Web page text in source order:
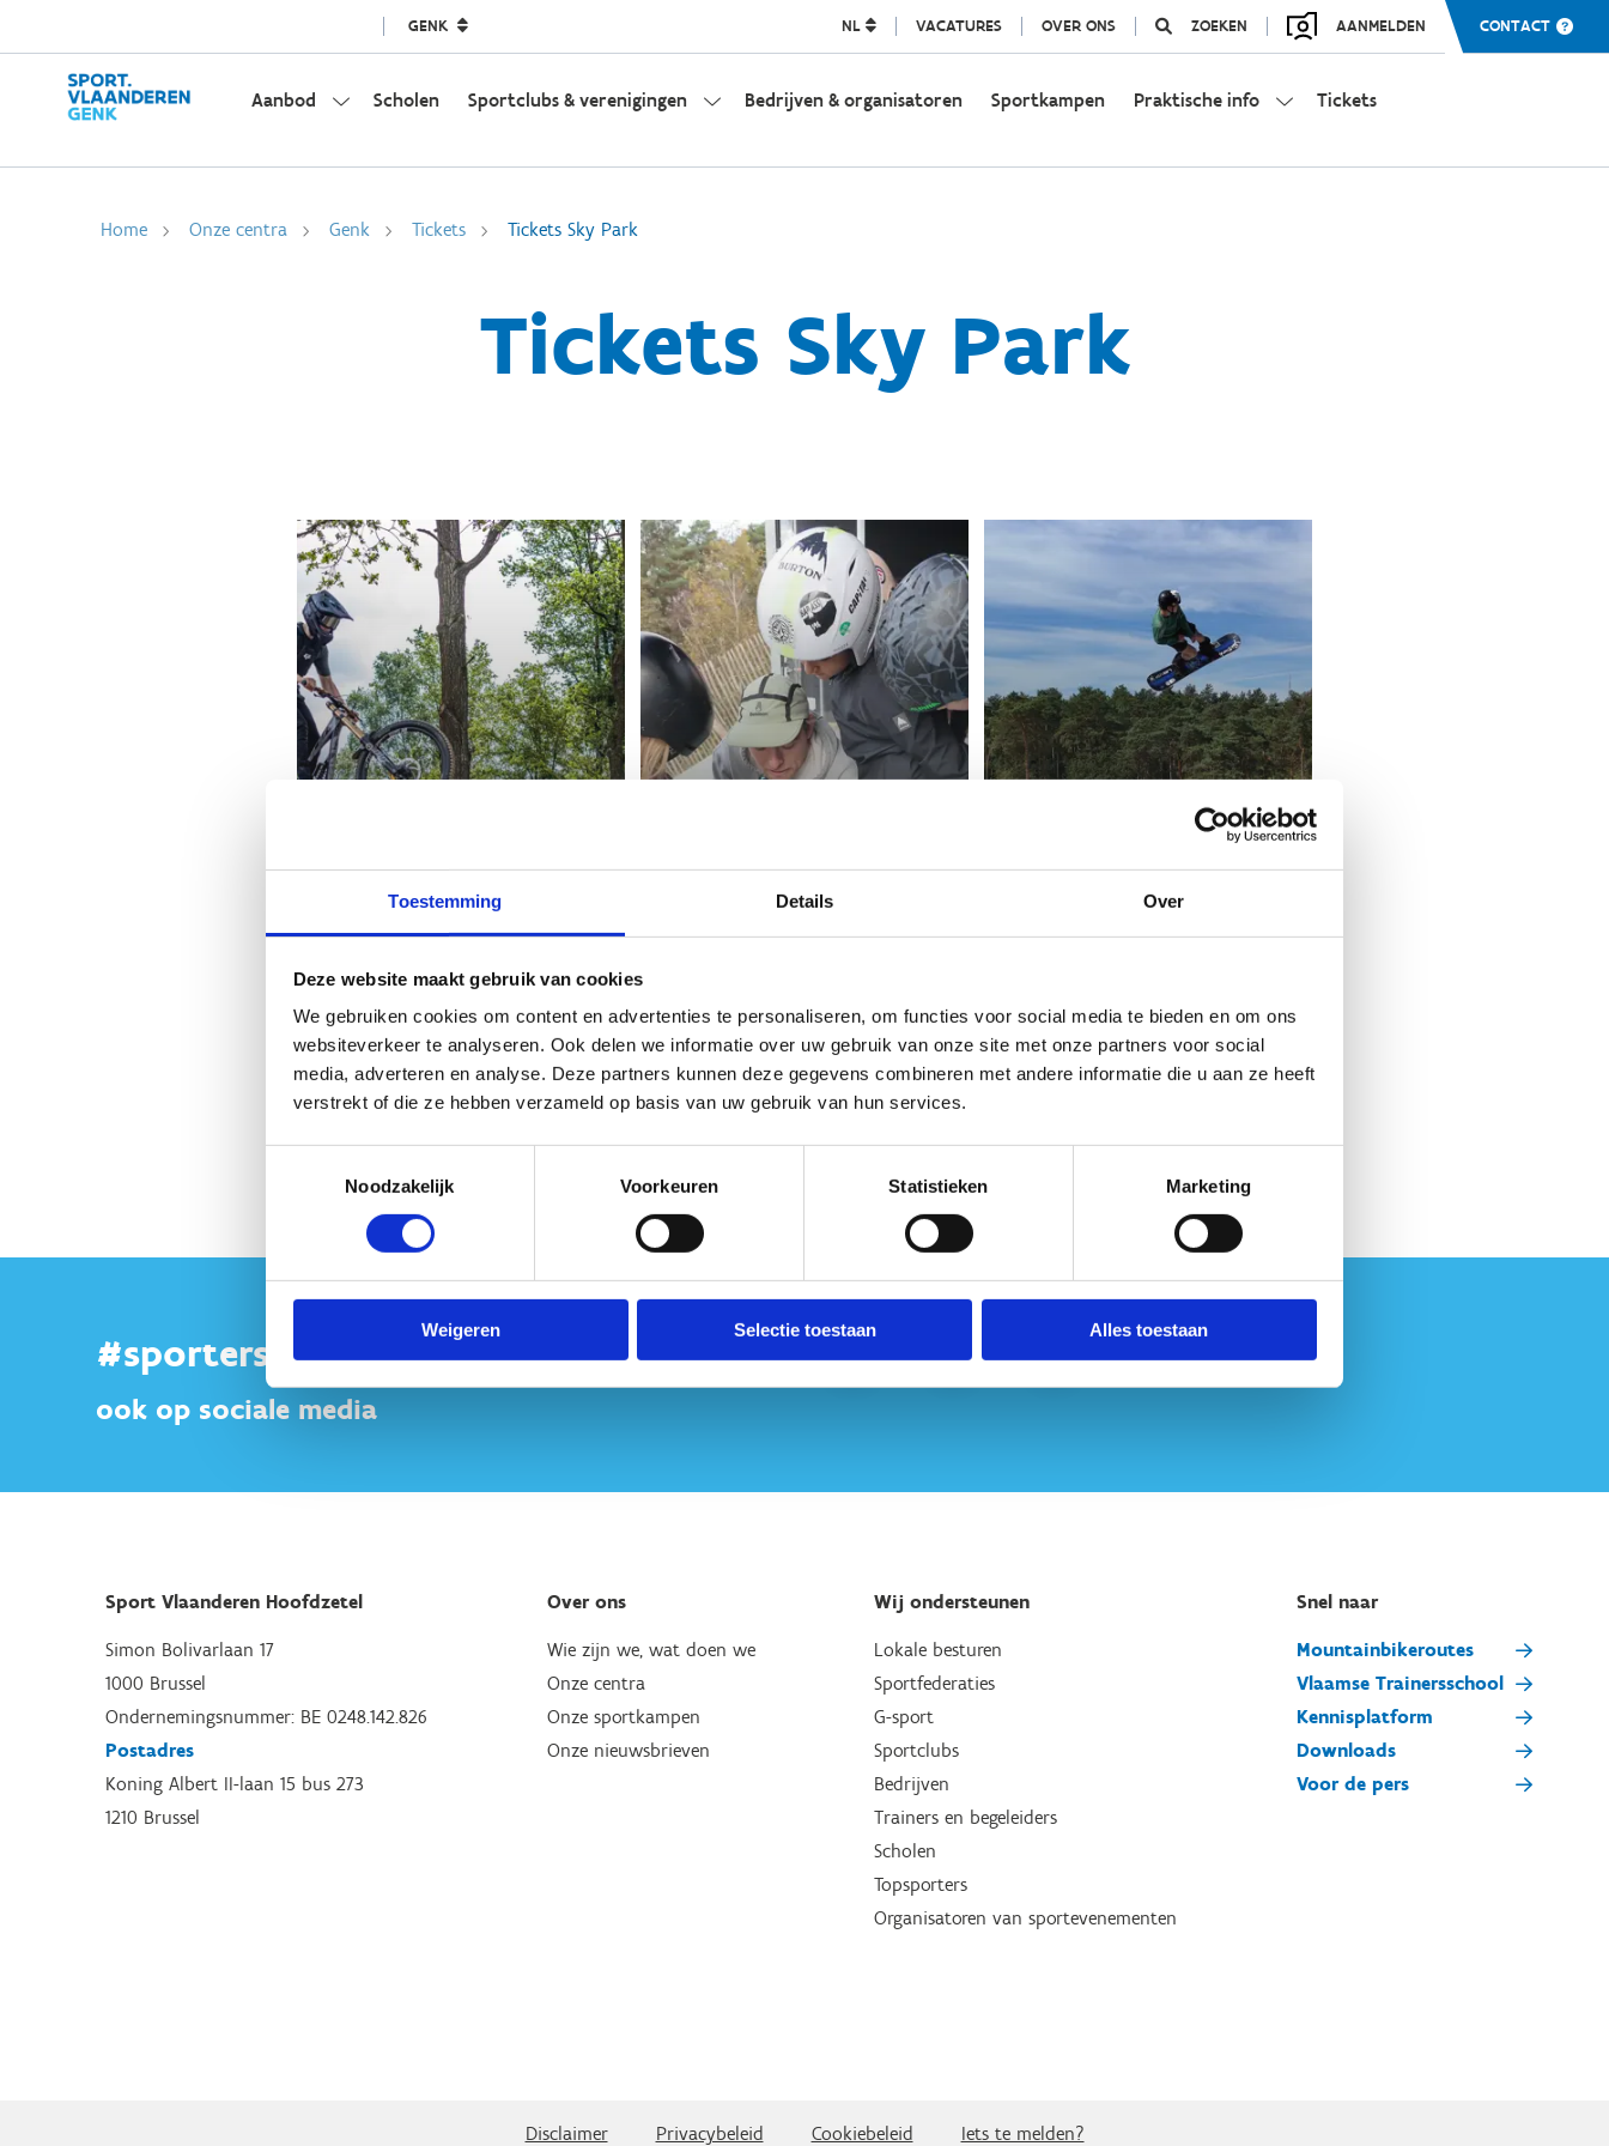
Toestemming Details Over
Deze website maakt gebruik van cookies
We gebruiken cookies om content en advertenties te personaliseren, om functies voor social media te bieden en om ons
websiteverkeer te analyseren. Ook delen we informatie over uw gebruik van onze site met onze partners voor social
media, adverteren en analyse. Deze partners kunnen deze gegevens combineren met andere informatie die u aan ze heeft
verstrekt of die ze hebben verzameld op basis van uw gebruik van hun services.
Noodzakelijk
Voorkeuren Statistieken Marketing
Weigeren Selectie toestaan Alles toestaan
GENK NL VACATURES OVER ONS ZOEKEN AANMELDEN CONTACT
Aanbod Scholen Sportclubs & verenigingen Bedrijven & organisatoren Sportkampen Praktische info Tickets
Home Onze centra Genk Tickets Tickets Sky Park
Tickets Sky Park
Dirt Park
Voor clubs, federaties en/of
Dry slope - open
trainingsessies
Stuur een bericht
#sportersbelevenmeer
ook op sociale media
Sport Vlaanderen Hoofdzetel
Simon Bolivarlaan 17
1000 Brussel
Ondernemingsnummer: BE 0248.142.826
Postadres
Koning Albert II-laan 15 bus 273
1210 Brussel
Over ons
Wie zijn we, wat doen we
Onze centra
Onze sportkampen
Onze nieuwsbrieven
Wij ondersteunen
Lokale besturen
Sportfederaties
G-sport
Sportclubs
Bedrijven
Trainers en begeleiders
Scholen
Topsporters
Organisatoren van sportevenementen
Snel naar
Mountainbikeroutes
Vlaamse Trainersschool
Kennisplatform
Downloads
Voor de pers
Disclaimer Privacybeleid Cookiebeleid Iets te melden?